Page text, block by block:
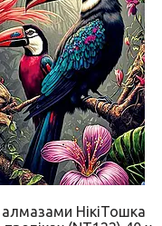
НікіТошка